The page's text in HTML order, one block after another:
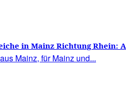
in Mainz Richtung Rhein:
– Haben die Mainzer